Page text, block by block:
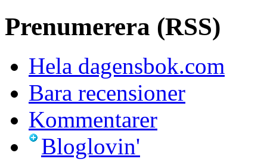
Prenumerera (RSS)
Hela dagensbok.com
Bara recensioner
Kommentarer
Bloglovin'